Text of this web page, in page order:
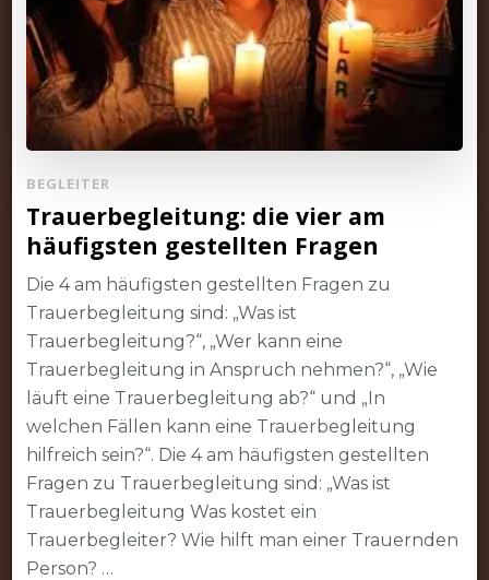
BEGLEITER
Trauerbegleitung: die vier am
häufigsten gestellten Fragen
Die 4 am häufigsten gestellten Fragen zu
Trauerbegleitung sind: „Was ist
Trauerbegleitung?“, „Wer kann eine
Trauerbegleitung in Anspruch nehmen?“, „Wie
läuft eine Trauerbegleitung ab?“ und „In
welchen Fällen kann eine Trauerbegleitung
hilfreich sein?“. Die 4 am häufigsten gestellten
Fragen zu Trauerbegleitung sind: „Was ist
Trauerbegleitung Was kostet ein
Trauerbegleiter? Wie hilft man einer Trauernden
Person? …